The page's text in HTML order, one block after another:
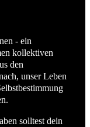
- ein
kollektiven
den
unser Leben
solltest dein